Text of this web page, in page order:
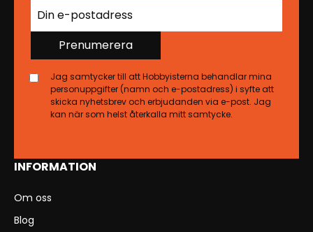
INFORMATION
Om oss
Blog
Prenumerera
Jag samtycker till att Hobbyisterna behandlar mina
personuppgifter (namn och e-postadress) i syfte att
skicka nyhetsbrev och erbjudanden via e-post. Jag
kan när som helst återkalla mitt samtycke.